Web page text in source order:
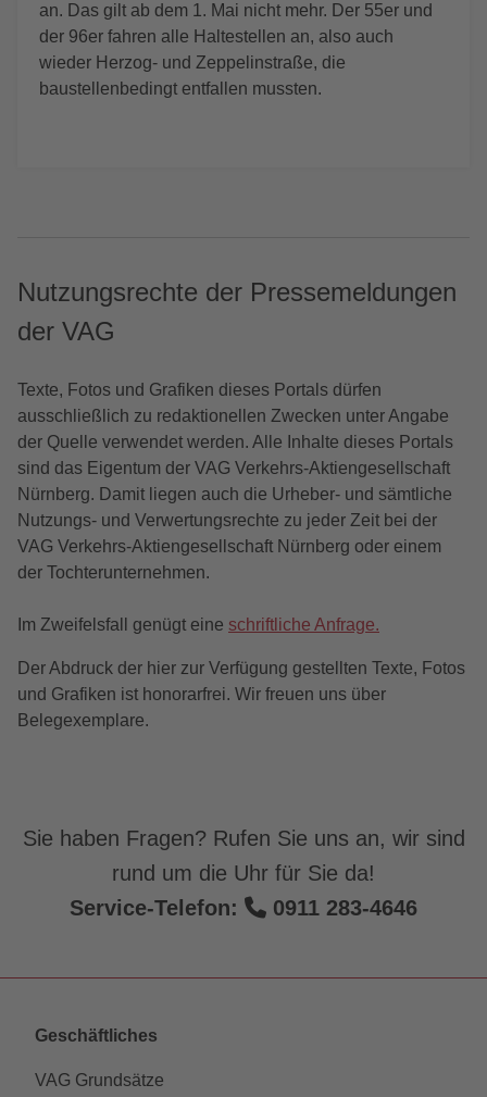
an. Das gilt ab dem 1. Mai nicht mehr. Der 55er und
der 96er fahren alle Haltestellen an, also auch
wieder Herzog- und Zeppelinstraße, die
baustellenbedingt entfallen mussten.
Nutzungsrechte der Pressemeldungen
der VAG
Texte, Fotos und Grafiken dieses Portals dürfen
ausschließlich zu redaktionellen Zwecken unter Angabe
der Quelle verwendet werden. Alle Inhalte dieses Portals
sind das Eigentum der VAG Verkehrs-Aktiengesellschaft
Nürnberg. Damit liegen auch die Urheber- und sämtliche
Nutzungs- und Verwertungsrechte zu jeder Zeit bei der
VAG Verkehrs-Aktiengesellschaft Nürnberg oder einem
der Tochterunternehmen.
Im Zweifelsfall genügt eine schriftliche Anfrage.
Der Abdruck der hier zur Verfügung gestellten Texte, Fotos
und Grafiken ist honorarfrei. Wir freuen uns über
Belegexemplare.
Sie haben Fragen? Rufen Sie uns an, wir sind
rund um die Uhr für Sie da!
Service-Telefon:
0911 283-4646
Geschäftliches
VAG Grundsätze